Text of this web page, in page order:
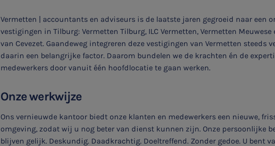
Vermetten | accountants en adviseurs is de laatste jaren gegroeid naar een
vestigingen in Tilburg: Vermetten Tilburg, ILC Vermetten, Vermetten
van Cevezet. Gaandeweg integreren deze vestigingen van Vermetten steeds
daarin een belangrijke factor. Daarom bundelen we de krachten én de
medewerkers door vanuit één hoofdlocatie te gaan werken.
Onze werkwijze
Ons vernieuwde kantoor biedt onze klanten en medewerkers een nieuwe,
omgeving, zodat wij u nog beter van dienst kunnen zijn. Onze persoonlijke
blijven gelijk. Deskundig. Daadkrachtig. Doeltreffend. Zonder gedoe. U bent